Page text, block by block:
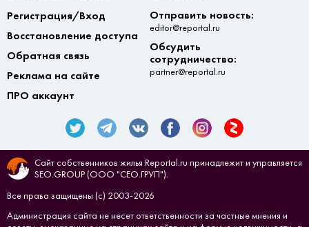
Регистрация/Вход
Восстановление доступа
Обратная связь
Реклама на сайте
ПРО аккаунт
Отправить новость:
editor@reportal.ru
Обсудить
сотрудничество:
partner@reportal.ru
Сайт собственников жилья Reportal.ru принадлежит и управляется
SEO.GROUP (ООО "СЕО.ГРУП").
Все права защищены (с) 2003-2026
Администрация сайта не несет ответственности за частные мнения и